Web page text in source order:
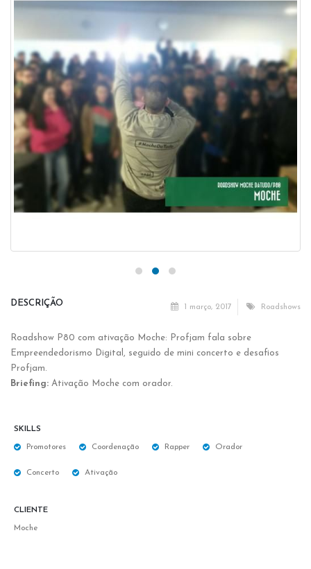
1 março, 2017 Roadshows
DESCRIÇÃO
Roadshow P80 com ativação Moche: Profjam fala sobre
Empreendedorismo Digital, seguido de mini concerto e desafios
Profjam.
Briefing: Ativação Moche com orador.
SKILLS
Promotores Coordenação Rapper Orador
Concerto Ativação
CLIENTE
Moche